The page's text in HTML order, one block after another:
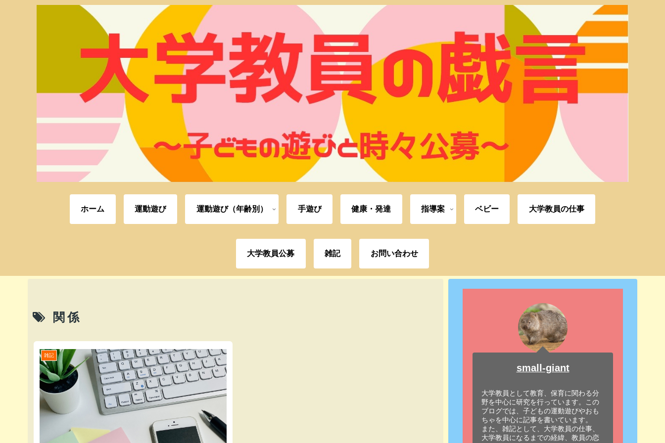
ホーム 運動遊び 運動遊び（年齢別） 手遊び 健康・発達 指導案 ベビー 大学教員の仕事
大学教員公募 雑記 お問い合わせ
関係
雑記
small-giant
大学教員として教育、保育に関わる分
野を中心に研究を行っています。この
ブログでは、子どもの運動遊びやおも
ちゃを中心に記事を書いています。
また、雑記として、大学教員の仕事、
大学教員になるまでの経緯、教員の恋